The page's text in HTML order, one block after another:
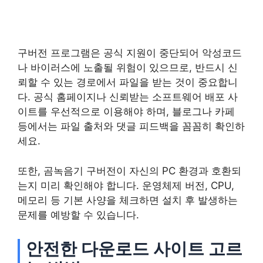
구버전 프로그램은 공식 지원이 중단되어 악성코드
나 바이러스에 노출될 위험이 있으므로, 반드시 신
뢰할 수 있는 경로에서 파일을 받는 것이 중요합니
다. 공식 홈페이지나 신뢰받는 소프트웨어 배포 사
이트를 우선적으로 이용해야 하며, 블로그나 카페
등에서는 파일 출처와 댓글 피드백을 꼼꼼히 확인하
세요.
또한, 곰녹음기 구버전이 자신의 PC 환경과 호환되
는지 미리 확인해야 합니다. 운영체제 버전, CPU,
메모리 등 기본 사양을 체크하면 설치 후 발생하는
문제를 예방할 수 있습니다.
안전한 다운로드 사이트 고르